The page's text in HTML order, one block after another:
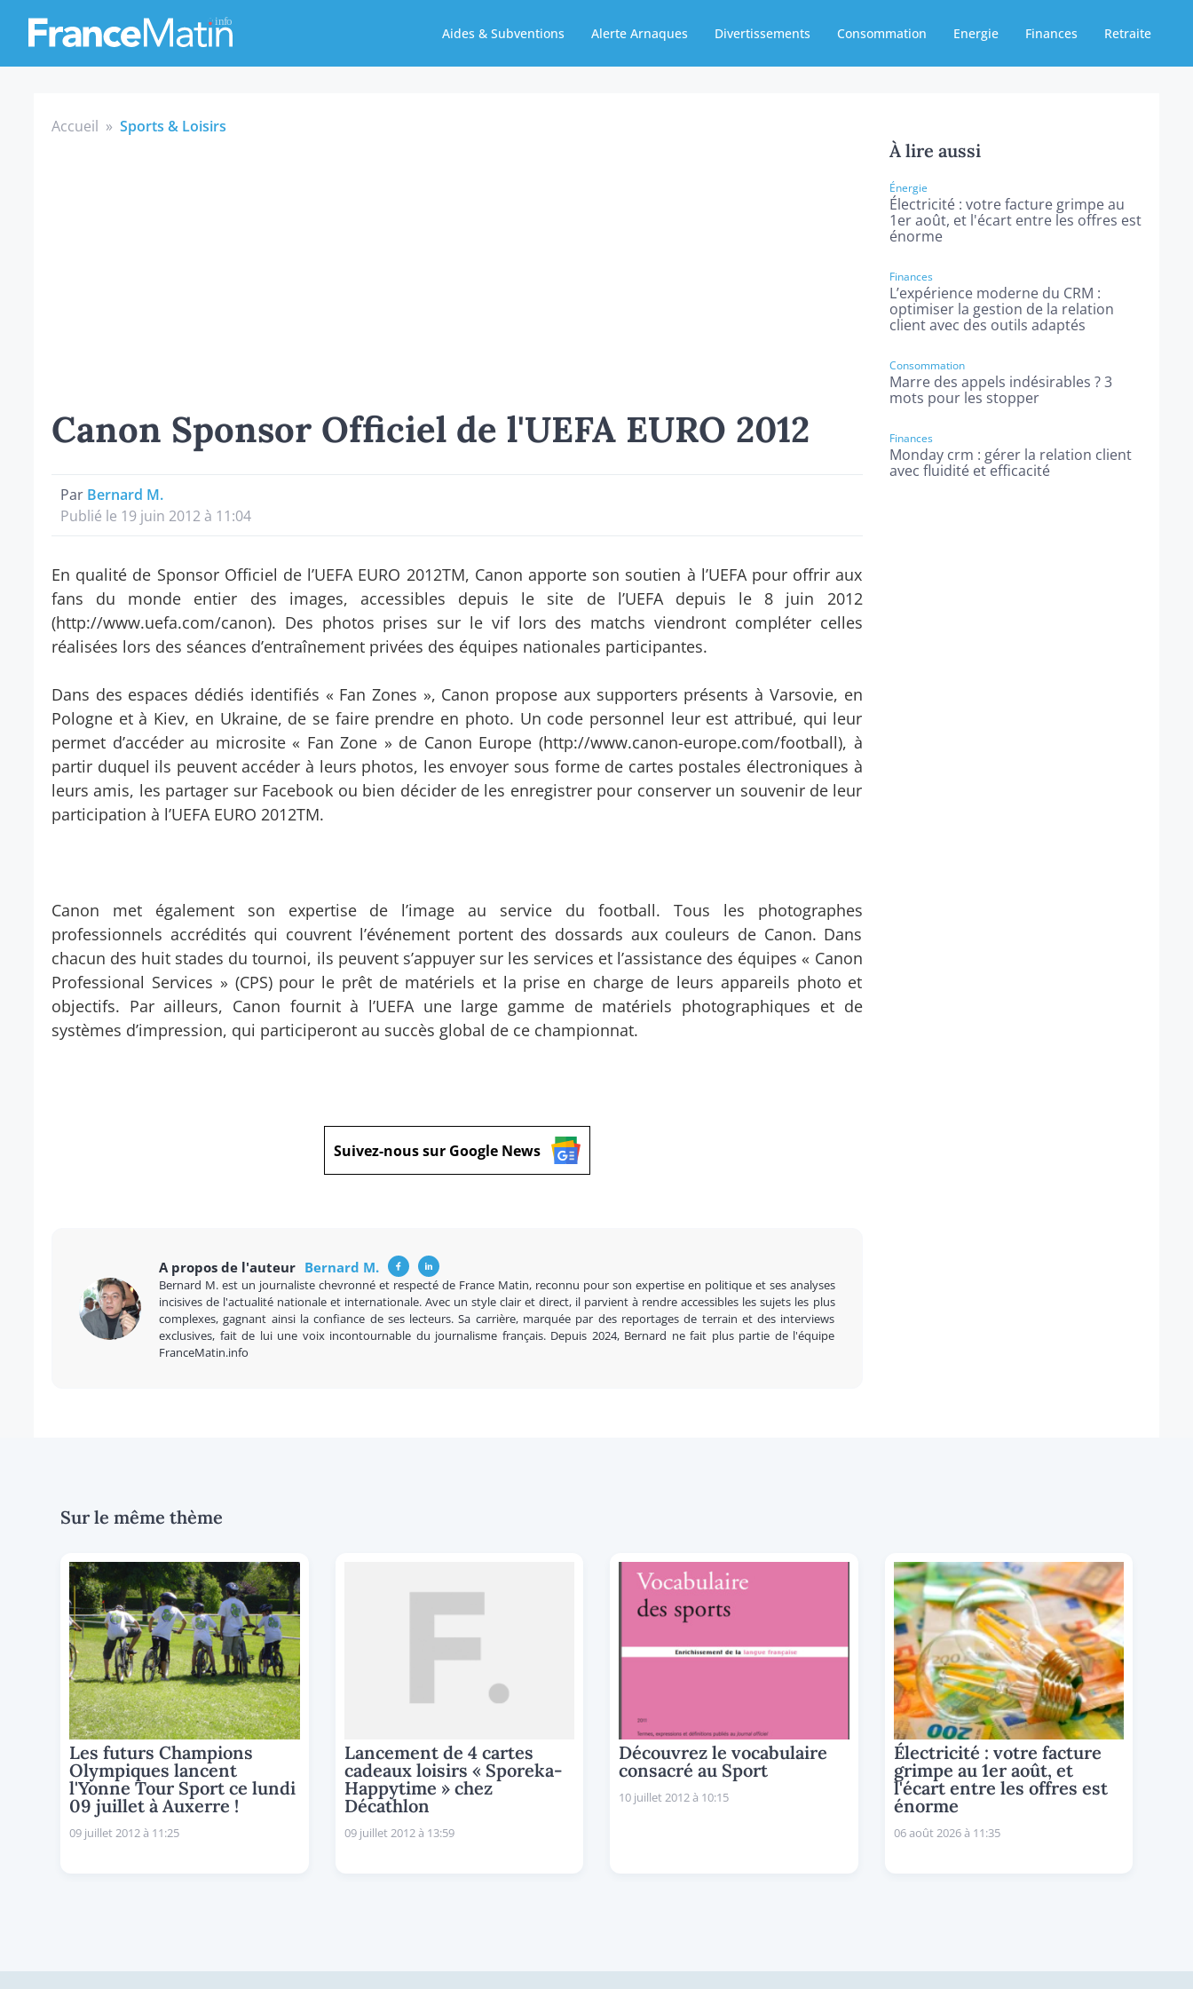
Aides & Subventions Alerte Arnaques Divertissements Consommation Energie Finances Retraite
Accueil » Sports & Loisirs
Canon Sponsor Officiel de l'UEFA EURO 2012
Par Bernard M.
Publié le 19 juin 2012 à 11:04
En qualité de Sponsor Officiel de l’UEFA EURO 2012TM, Canon apporte son soutien à l’UEFA pour offrir aux
fans du monde entier des images, accessibles depuis le site de l’UEFA depuis le 8 juin 2012
(http://www.uefa.com/canon). Des photos prises sur le vif lors des matchs viendront compléter celles
réalisées lors des séances d’entraînement privées des équipes nationales participantes.
Dans des espaces dédiés identifiés « Fan Zones », Canon propose aux supporters présents à Varsovie, en
Pologne et à Kiev, en Ukraine, de se faire prendre en photo. Un code personnel leur est attribué, qui leur
permet d’accéder au microsite « Fan Zone » de Canon Europe (http://www.canon-europe.com/football), à
partir duquel ils peuvent accéder à leurs photos, les envoyer sous forme de cartes postales électroniques à
leurs amis, les partager sur Facebook ou bien décider de les enregistrer pour conserver un souvenir de leur
participation à l’UEFA EURO 2012TM.
Canon met également son expertise de l’image au service du football. Tous les photographes
professionnels accrédités qui couvrent l’événement portent des dossards aux couleurs de Canon. Dans
chacun des huit stades du tournoi, ils peuvent s’appuyer sur les services et l’assistance des équipes « Canon
Professional Services » (CPS) pour le prêt de matériels et la prise en charge de leurs appareils photo et
objectifs. Par ailleurs, Canon fournit à l’UEFA une large gamme de matériels photographiques et de
systèmes d’impression, qui participeront au succès global de ce championnat.
Suivez-nous sur Google News
A propos de l'auteur Bernard M.
Bernard M. est un journaliste chevronné et respecté de France Matin, reconnu pour son expertise en politique et ses analyses
incisives de l'actualité nationale et internationale. Avec un style clair et direct, il parvient à rendre accessibles les sujets les plus
complexes, gagnant ainsi la confiance de ses lecteurs. Sa carrière, marquée par des reportages de terrain et des interviews
exclusives, fait de lui une voix incontournable du journalisme français. Depuis 2024, Bernard ne fait plus partie de l'équipe
FranceMatin.info
À lire aussi
Énergie
Électricité : votre facture grimpe au
1er août, et l'écart entre les offres est
énorme
Finances
L’expérience moderne du CRM :
optimiser la gestion de la relation
client avec des outils adaptés
Consommation
Marre des appels indésirables ? 3
mots pour les stopper
Finances
Monday crm : gérer la relation client
avec fluidité et efficacité
Sur le même thème
Les futurs Champions
Olympiques lancent
l'Yonne Tour Sport ce lundi
09 juillet à Auxerre !
09 juillet 2012 à 11:25
Lancement de 4 cartes
cadeaux loisirs « Sporeka-
Happytime » chez
Décathlon
09 juillet 2012 à 13:59
Découvrez le vocabulaire
consacré au Sport
10 juillet 2012 à 10:15
Électricité : votre facture
grimpe au 1er août, et
l'écart entre les offres est
énorme
06 août 2026 à 11:35